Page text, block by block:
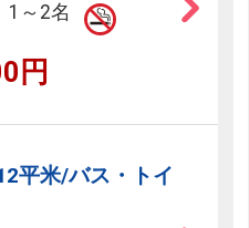
1～2名
円
平米/バス・トイ